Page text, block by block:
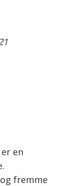
en
fremme